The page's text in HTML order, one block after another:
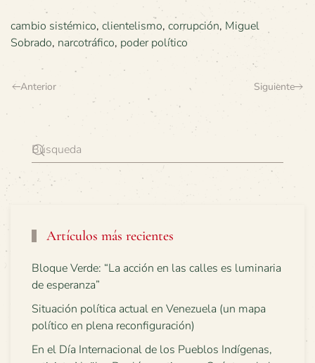
cambio sistémico, clientelismo, corrupción, Miguel
Sobrado, narcotráfico, poder político
Anterior Siguiente
Artículos más recientes
Bloque Verde: “La acción en las calles es luminaria
de esperanza”
Situación política actual en Venezuela (un mapa
político en plena reconfiguración)
En el Día Internacional de los Pueblos Indígenas,